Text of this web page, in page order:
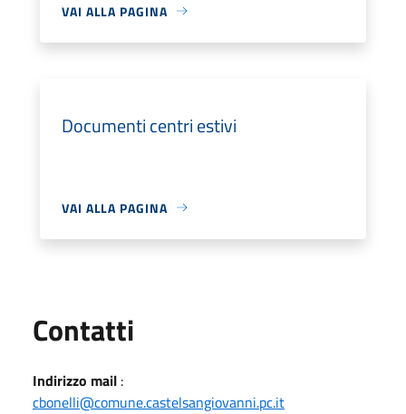
VAI ALLA PAGINA
Documenti centri estivi
VAI ALLA PAGINA
Contatti
Indirizzo mail :
cbonelli@comune.castelsangiovanni.pc.it